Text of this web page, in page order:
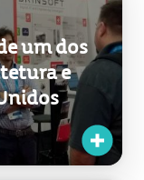
um dos
e